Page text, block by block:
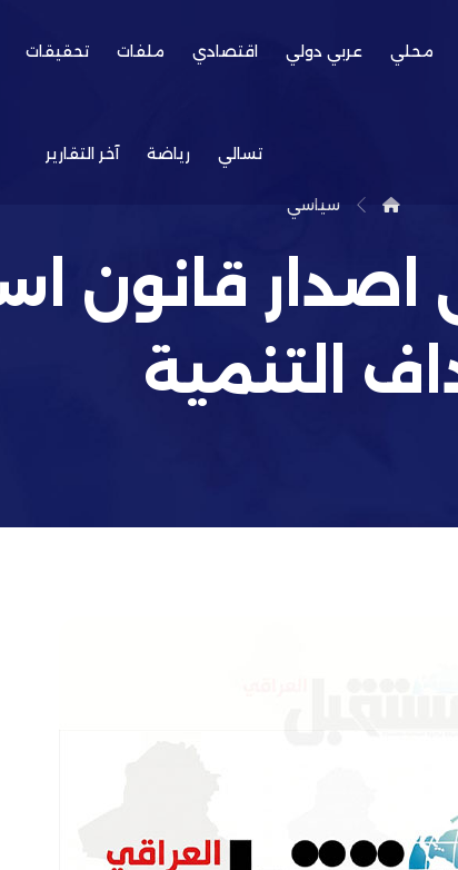
محلي عربي دولي اقتصادي ملفات تحقيقات
تسالي رياضة آخر التقارير
سياسي
قانون
التنمية